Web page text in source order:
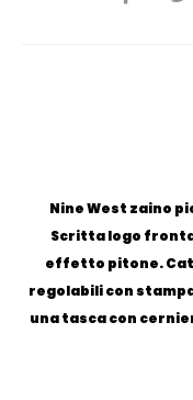
Nine West zaino
Scritta logo
effetto pitone.
regolabili con
una tasca con